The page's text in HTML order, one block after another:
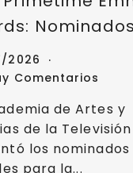
Nominados
2026
Comentarios
de Artes y
de la Televisión
los nominados
para la...